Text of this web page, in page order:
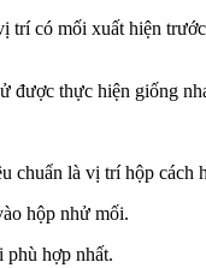
có mối xuất hiện
được thực hiện giống
chuẩn là vị trí hộp cách
hộp nhử mối.
hợp nhất.